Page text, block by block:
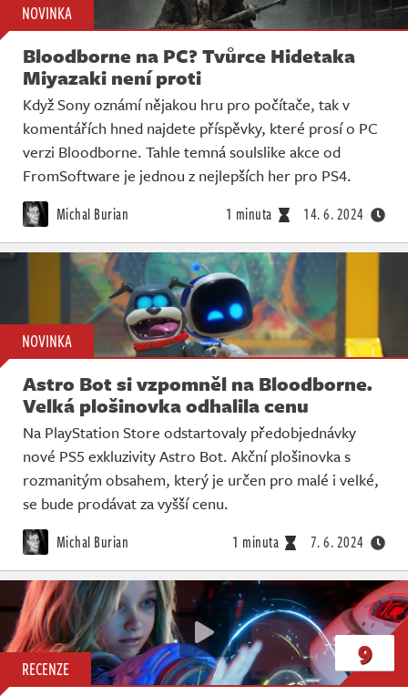
NOVINKA
Bloodborne na PC? Tvůrce Hidetaka
Miyazaki není proti
Když Sony oznámí nějakou hru pro počítače, tak v
komentářích hned najdete příspěvky, které prosí o PC
verzi Bloodborne. Tahle temná soulslike akce od
FromSoftware je jednou z nejlepších her pro PS4.
Michal Burian 1 minuta 14. 6. 2024
NOVINKA
Astro Bot si vzpomněl na Bloodborne.
Velká plošinovka odhalila cenu
Na PlayStation Store odstartovaly předobjednávky
nové PS5 exkluzivity Astro Bot. Akční plošinovka s
rozmanitým obsahem, který je určen pro malé i velké,
se bude prodávat za vyšší cenu.
Michal Burian 1 minuta 7. 6. 2024
RECENZE 9